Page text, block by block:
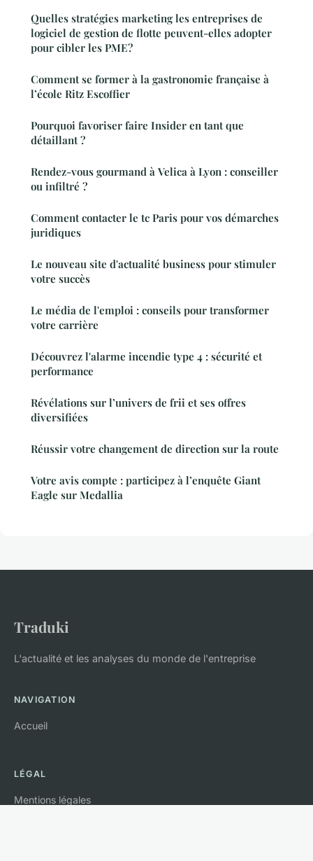
Quelles stratégies marketing les entreprises de
logiciel de gestion de flotte peuvent-elles adopter
pour cibler les PME?
Comment se former à la gastronomie française à
l’école Ritz Escoffier
Pourquoi favoriser faire Insider en tant que
détaillant ?
Rendez-vous gourmand à Velica à Lyon : conseiller
ou infiltré ?
Comment contacter le tc Paris pour vos démarches
juridiques
Le nouveau site d'actualité business pour stimuler
votre succès
Le média de l'emploi : conseils pour transformer
votre carrière
Découvrez l'alarme incendie type 4 : sécurité et
performance
Révélations sur l’univers de frii et ses offres
diversifiées
Réussir votre changement de direction sur la route
Votre avis compte : participez à l’enquête Giant
Eagle sur Medallia
Traduki
L'actualité et les analyses du monde de l'entreprise
NAVIGATION
Accueil
LÉGAL
Mentions légales